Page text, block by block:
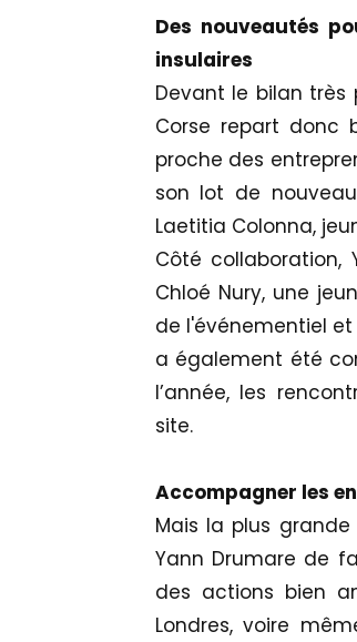
Des nouveautés
insulaires
Devant le bilan
Corse repart donc
proche des
son lot de
Laetitia Colonna,
Côté
Chloé Nury, une
de l'événementiel
a également été
l’année, les
site.
Accompagner les
Mais la plus
Yann Drumare de
des actions bien
Londres, voire